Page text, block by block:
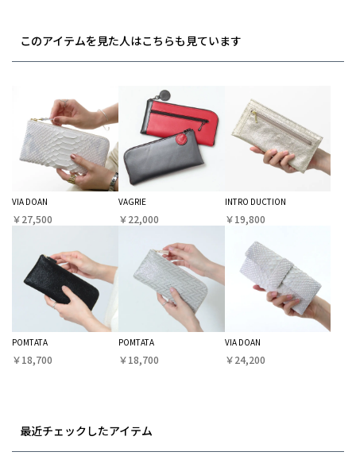
このアイテムを見た人はこちらも見ています
VIA DOAN
￥27,500
VAGRIE
￥22,000
INTRO DUCTION
￥19,800
POMTATA
￥18,700
POMTATA
￥18,700
VIA DOAN
￥24,200
最近チェックしたアイテム